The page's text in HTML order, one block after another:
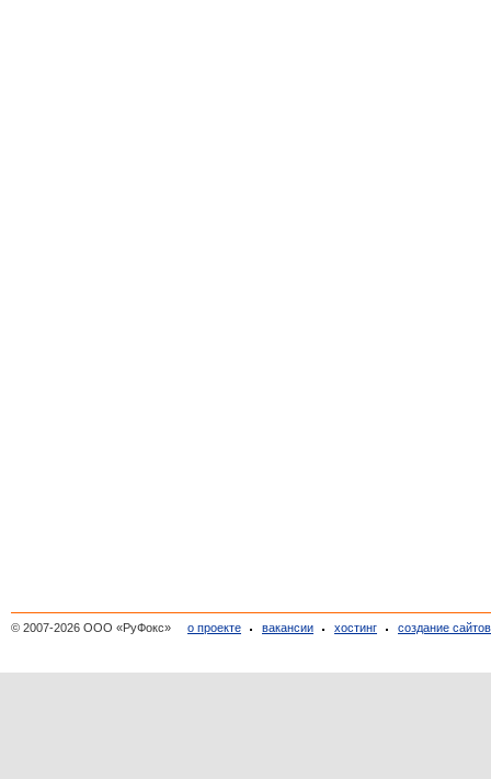
© 2007-2026 ООО «РуФокс» о проекте вакансии хостинг создание сайтов